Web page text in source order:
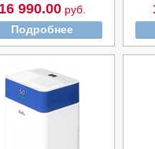
16 990.00 руб.
Подробнее